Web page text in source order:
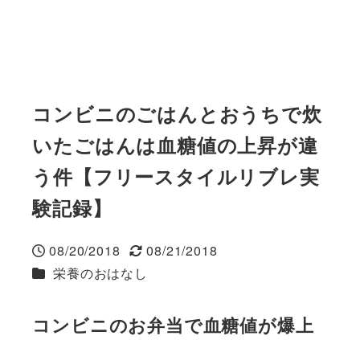
コンビニのごはんとおうちで炊
いたごはんは血糖値の上昇が違
う件【フリースタイルリブレ実
験記録】
投稿日
08/20/2018
更新日
08/21/2018
カテゴリー
栄養のおはなし
コンビニのお弁当で血糖値が爆上